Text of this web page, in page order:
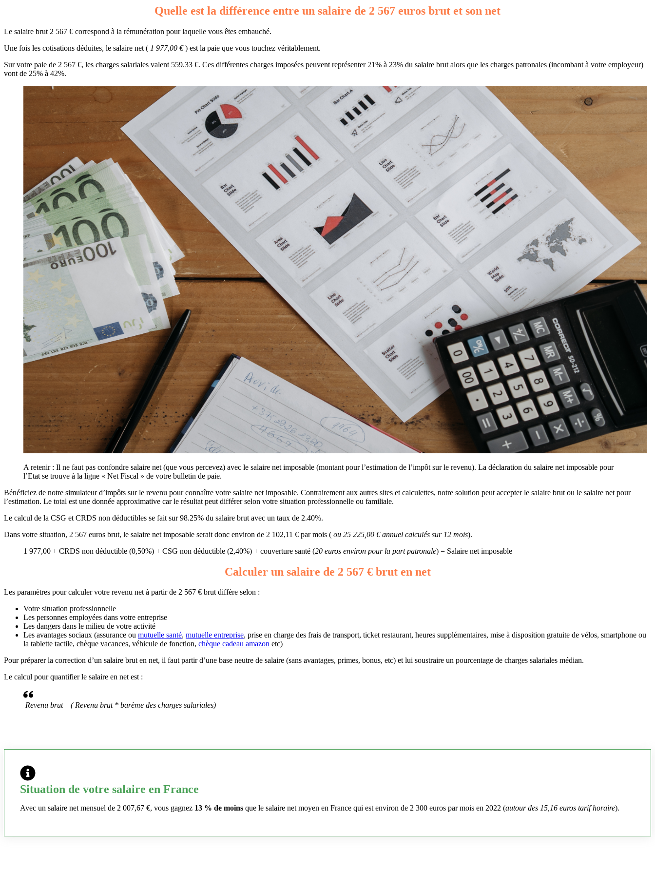
Quelle est la différence entre un salaire de 2 567 euros brut et son net
Le salaire brut 2 567 € correspond à la rémunération pour laquelle vous êtes embauché.
Une fois les cotisations déduites, le salaire net ( 1 977,00 €) est la paie que vous touchez véritablement.
Sur votre paie de 2 567 €, les charges salariales valent 559.33 €. Ces différentes charges imposées peuvent représenter 21% à 23% du salaire brut alors que les charges patronales (incombant à votre employeur)
vont de 25% à 42%.
A retenir : Il ne faut pas confondre salaire net (que vous percevez) avec le salaire net imposable (montant pour l’estimation de l’impôt sur le revenu). La déclaration du salaire net imposable pour
l’Etat se trouve à la ligne « Net Fiscal » de votre bulletin de paie.
Bénéficiez de notre simulateur d’impôts sur le revenu pour connaître votre salaire net imposable. Contrairement aux autres sites et calculettes, notre solution peut accepter le salaire brut ou le salaire net pour
l’estimation. Le total est une donnée approximative car le résultat peut différer selon votre situation professionnelle ou familiale.
Le calcul de la CSG et CRDS non déductibles se fait sur 98.25% du salaire brut avec un taux de 2.40%.
Dans votre situation, 2 567 euros brut, le salaire net imposable serait donc environ de 2 102,11 € par mois ( ou 25 225,00 € annuel calculés sur 12 mois).
1 977,00 + CRDS non déductible (0,50%) + CSG non déductible (2,40%) + couverture santé (20 euros environ pour la part patronale) = Salaire net imposable
Calculer un salaire de 2 567 € brut en net
Les paramètres pour calculer votre revenu net à partir de 2 567 € brut diffère selon :
Votre situation professionnelle
Les personnes employées dans votre entreprise
Les dangers dans le milieu de votre activité
Les avantages sociaux (assurance ou mutuelle santé, mutuelle entreprise, prise en charge des frais de transport, ticket restaurant, heures supplémentaires, mise à disposition gratuite de vélos, smartphone ou
la tablette tactile, chèque vacances, véhicule de fonction, chèque cadeau amazon etc)
Pour préparer la correction d’un salaire brut en net, il faut partir d’une base neutre de salaire (sans avantages, primes, bonus, etc) et lui soustraire un pourcentage de charges salariales médian.
Le calcul pour quantifier le salaire en net est :
Revenu brut – ( Revenu brut * barème des charges salariales)
Situation de votre salaire en France
Avec un salaire net mensuel de 2 007,67 €, vous gagnez 13 % de moins que le salaire net moyen en France qui est environ de 2 300 euros par mois en 2022 (autour des 15,16 euros tarif horaire).